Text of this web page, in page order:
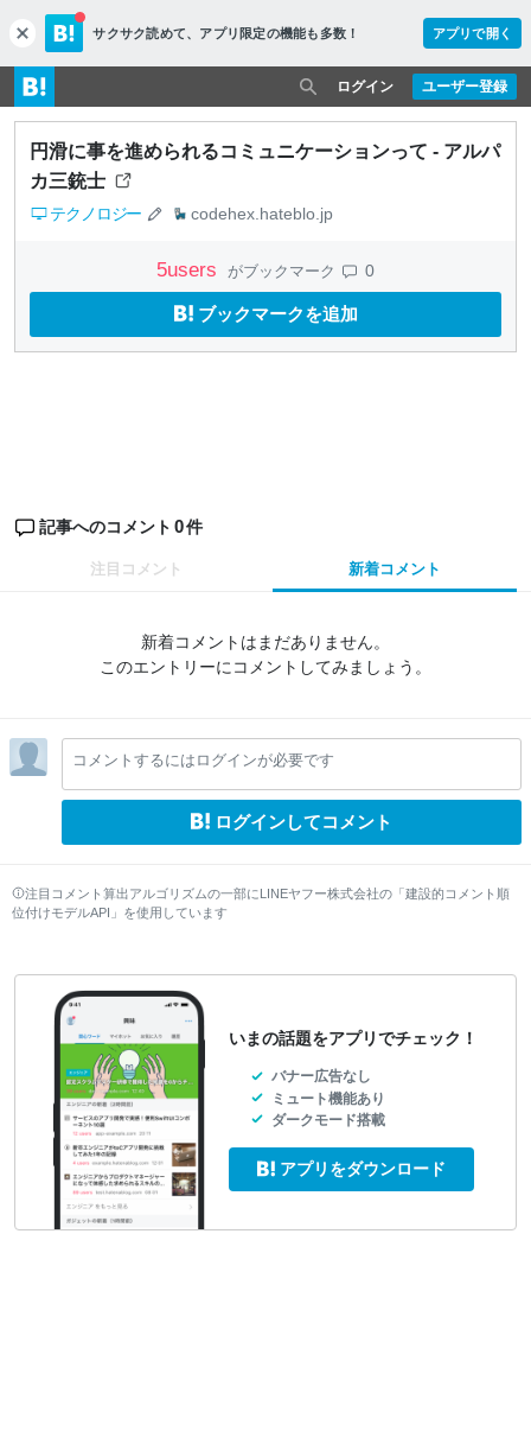
c
l
o
s
e
サクサク読めて、 アプリ限定の機能も多数！ アプリで開く
ユーザー登録
ログイン
円滑に事を進められるコミュニケーションって - アルパ
カ三銃士
テクノロジー codehex.hateblo.jp
5users がブックマーク 0
ブックマークを追加
記事へのコメント 0件
注目コメント 新着コメント
新着コメントはまだありません。
このエントリーにコメントしてみましょう。
コメントするにはログインが必要です
ログインしてコメント
注目コメント算出アルゴリズムの一部にLINEヤフー株式会社の「建設的コメント順
位付けモデルAPI」を使用しています
いまの話題をアプリでチェック！
バナー広告なし
ミュート機能あり
ダークモード搭載
アプリをダウンロード